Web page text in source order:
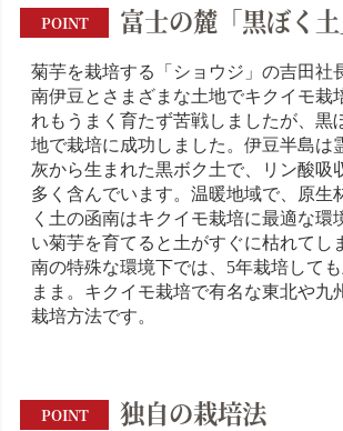
POINT 富士の麓「黒ぼく土
菊芋を栽培する「ショウジ」の吉田社
南伊豆とさまざまな土地でキクイモ栽
れもうまく育たず苦戦しましたが、黒
地で栽培に成功しました。伊豆半島は
灰から生まれた黒ボク土で、リン酸吸
多く含んでいます。温暖地域で、原生
く土の函南はキクイモ栽培に最適な環
い菊芋を育てると土がすぐに枯れてし
南の特殊な環境下では、5年栽培して
まま。キクイモ栽培で有名な東北や九
栽培方法です。
POINT 独自の栽培法